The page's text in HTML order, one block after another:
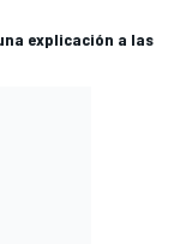
explicación a las